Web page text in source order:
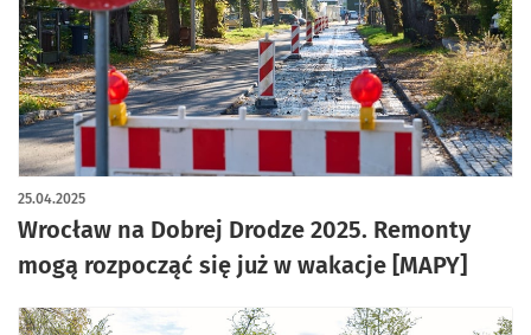
Wrocław na Dobrej Drodze 2025. Remonty
mogą rozpocząć się już w wakacje [MAPY]
25.04.2025
artykuł z galerią zdjęć